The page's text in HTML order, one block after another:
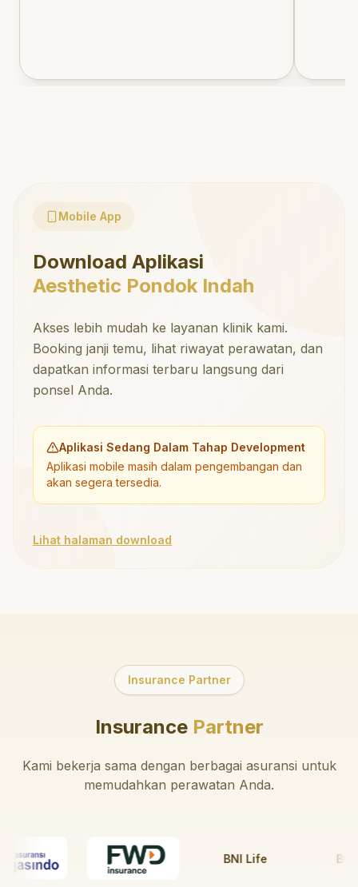
Mobile App
Download Aplikasi
Aesthetic Pondok Indah
Akses lebih mudah ke layanan klinik kami.
Booking janji temu, lihat riwayat perawatan, dan
dapatkan informasi terbaru langsung dari
ponsel Anda.
Aplikasi Sedang Dalam Tahap Development
Aplikasi mobile masih dalam pengembangan dan
akan segera tersedia.
Lihat halaman download
Insurance Partner
InsurancePartner
Kami bekerja sama dengan berbagai asuransi untuk
memudahkan perawatan Anda.
BNI Life BRI